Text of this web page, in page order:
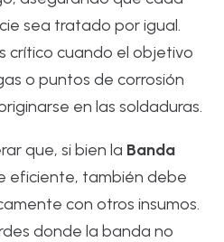
sea tratado por igual.
crítico cuando el objetivo
o puntos de corrosión
en las soldaduras.
que, si bien la Banda
eficiente, también debe
con otros insumos.
donde la banda no